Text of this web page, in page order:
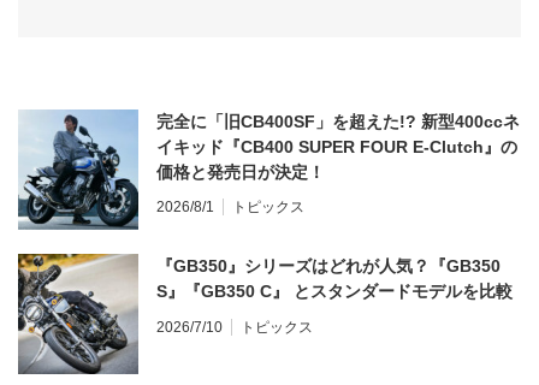
完全に「旧CB400SF」を超えた!? 新型400ccネ
イキッド『CB400 SUPER FOUR E-Clutch』の
価格と発売日が決定！
2026/8/1 トピックス
『GB350』シリーズはどれが人気？『GB350
S』『GB350 C』 とスタンダードモデルを比較
2026/7/10 トピックス